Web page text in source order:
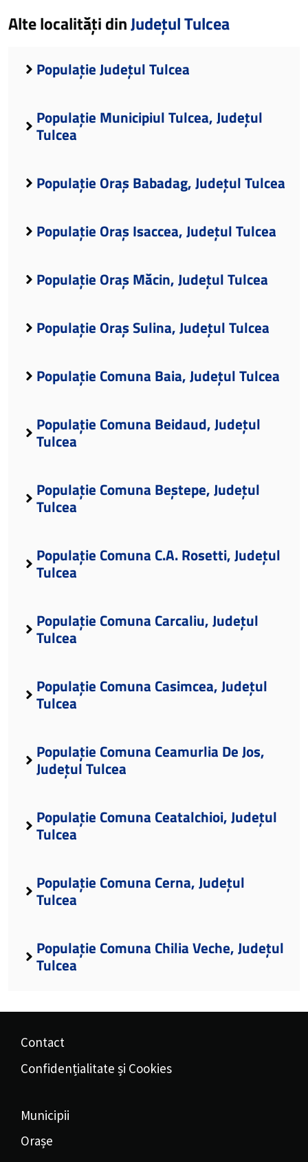
Alte localități dinJudețul Tulcea
Populație Județul Tulcea
Populație Municipiul Tulcea, Județul
Tulcea
Populație Oraș Babadag, Județul Tulcea
Populație Oraș Isaccea, Județul Tulcea
Populație Oraș Măcin, Județul Tulcea
Populație Oraș Sulina, Județul Tulcea
Populație Comuna Baia, Județul Tulcea
Populație Comuna Beidaud, Județul
Tulcea
Populație Comuna Beștepe, Județul
Tulcea
Populație Comuna C.A. Rosetti, Județul
Tulcea
Populație Comuna Carcaliu, Județul
Tulcea
Populație Comuna Casimcea, Județul
Tulcea
Populație Comuna Ceamurlia De Jos,
Județul Tulcea
Populație Comuna Ceatalchioi, Județul
Tulcea
Populație Comuna Cerna, Județul
Tulcea
Populație Comuna Chilia Veche, Județul
Tulcea
Contact
Confidențialitate și Cookies
Municipii
Orașe